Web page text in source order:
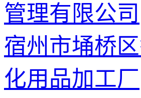
管理有限公司
宿州市埇桥
化用品加工厂